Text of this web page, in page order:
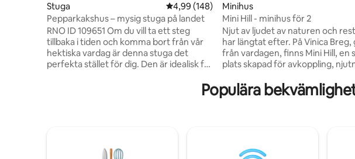
Stuga 4,99 av 5 i genomsnittligt betyg, 148 omdömen
4,99 (148)
Pepparkakshus – mysig stuga på landet
RNO ID 109651 Om du vill ta ett steg
tillbaka i tiden och komma bort från vår
hektiska vardag är denna stuga det
perfekta stället för dig. Den är idealisk för
avkopplande kvällar vid elden. Ta dig tid
och avslappnad atmosfär eller som bas
Minihus
Mini Hill - minihus för 2
Njut av ljudet av naturen och
har längtat efter. På Vinica Breg,
från vardagen, finns Mini Hill, en
plats skapad för avkoppling,
klassiskt turistboende. Mini Hill
för dem som letar efter mer än
dem som älskar naturen och
Populära